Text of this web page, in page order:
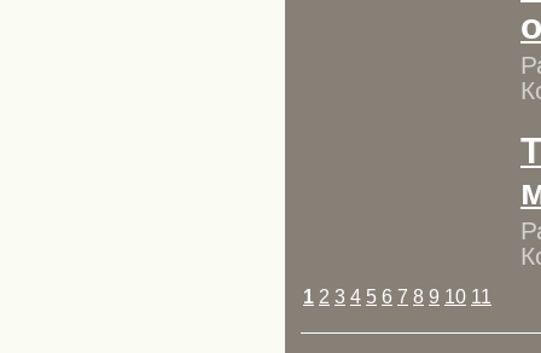
1 2 3 4 5 6 7 8 9 10 11